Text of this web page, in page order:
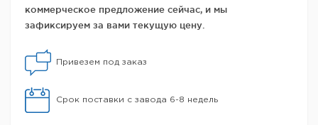
коммерческое предложение сейчас, и мы
зафиксируем за вами текущую цену.
Привезем под заказ
Срок поставки с завода 6-8 недель